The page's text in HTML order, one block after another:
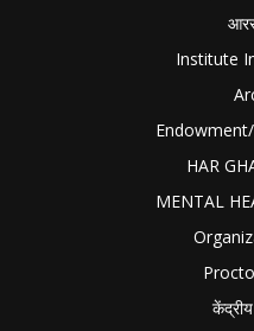
Institute
HAR
MENTAL